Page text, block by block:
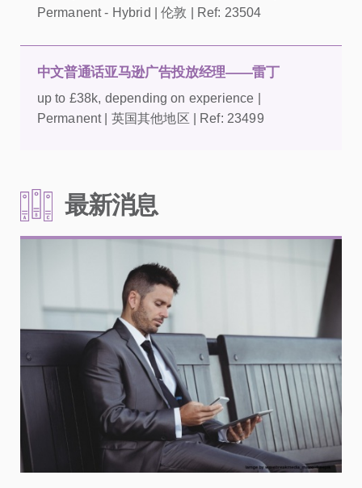
Permanent - Hybrid | 伦敦 | Ref: 23504
中文普通话亚马逊广告投放经理——雷丁
up to £38k, depending on experience |
Permanent | 英国其他地区 | Ref: 23499
最新消息